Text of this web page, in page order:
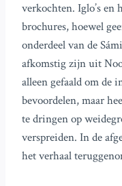
verkochten. Iglo’s en
brochures, hoewel
onderdeel van de
afkomstig zijn uit
alleen gefaald om de
bevoordelen, maar
te dringen op
verspreiden. In de
het verhaal